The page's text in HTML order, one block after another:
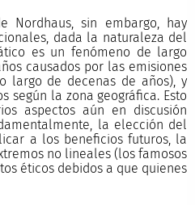
Nordhaus, sin embargo, hay
dada la naturaleza del
es un fenómeno de largo
causados por las emisiones
largo de decenas de años), y
según la zona geográfica. Esto
aspectos aún en discusión
la elección del
a los beneficios futuros, la
no lineales (los famosos
éticos debidos a que quienes